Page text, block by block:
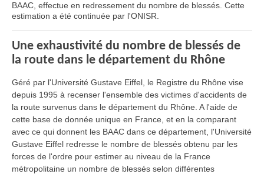
BAAC, effectue en redressement du nombre de blessés. Cette
estimation a été continuée par l'ONISR.
Une exhaustivité du nombre de blessés de
la route dans le département du Rhône
Géré par l'Université Gustave Eiffel, le Registre du Rhône vise
depuis 1995 à recenser l'ensemble des victimes d'accidents de
la route survenus dans le département du Rhône. A l'aide de
cette base de donnée unique en France, et en la comparant
avec ce qui donnent les BAAC dans ce département, l'Université
Gustave Eiffel redresse le nombre de blessés obtenu par les
forces de l'ordre pour estimer au niveau de la France
métropolitaine un nombre de blessés selon différentes